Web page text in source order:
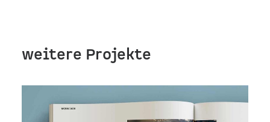
weitere Projekte